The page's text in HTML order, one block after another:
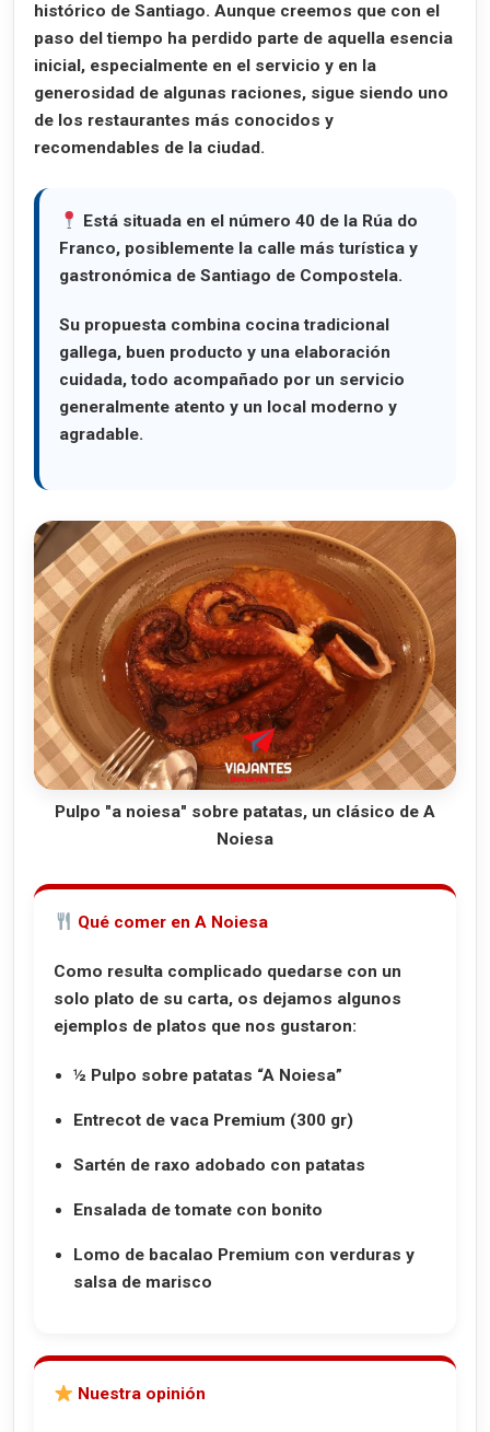
histórico de Santiago. Aunque creemos que con el
paso del tiempo ha perdido parte de aquella esencia
inicial, especialmente en el servicio y en la
generosidad de algunas raciones, sigue siendo uno
de los restaurantes más conocidos y
recomendables de la ciudad.
Está situada en el número 40 de la Rúa do
Franco, posiblemente la calle más turística y
gastronómica de Santiago de Compostela.
Su propuesta combina cocina tradicional
gallega, buen producto y una elaboración
cuidada, todo acompañado por un servicio
generalmente atento y un local moderno y
agradable.
Pulpo "a noiesa" sobre patatas, un clásico de A
Noiesa
Qué comer en A Noiesa
Como resulta complicado quedarse con un
solo plato de su carta, os dejamos algunos
ejemplos de platos que nos gustaron:
½ Pulpo sobre patatas “A Noiesa”
Entrecot de vaca Premium (300 gr)
Sartén de raxo adobado con patatas
Ensalada de tomate con bonito
Lomo de bacalao Premium con verduras y
salsa de marisco
Nuestra opinión